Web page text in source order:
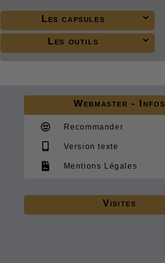

Les capsules

Les outils
Webmaster - Infos
Recommander
Version texte
Mentions Légales
Visites